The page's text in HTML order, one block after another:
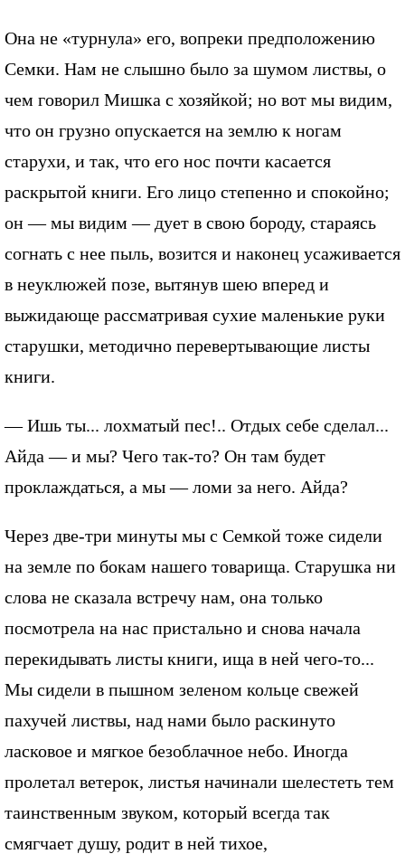
Она не «турнула» его, вопреки предположению
Семки. Нам не слышно было за шумом листвы, о
чем говорил Мишка с хозяйкой; но вот мы видим,
что он грузно опускается на землю к ногам
старухи, и так, что его нос почти касается
раскрытой книги. Его лицо степенно и спокойно;
он — мы видим — дует в свою бороду, стараясь
согнать с нее пыль, возится и наконец усаживается
в неуклюжей позе, вытянув шею вперед и
выжидающе рассматривая сухие маленькие руки
старушки, методично перевертывающие листы
книги.
— Ишь ты... лохматый пес!.. Отдых себе сделал...
Айда — и мы? Чего так-то? Он там будет
проклаждаться, а мы — ломи за него. Айда?
Через две-три минуты мы с Семкой тоже сидели
на земле по бокам нашего товарища. Старушка ни
слова не сказала встречу нам, она только
посмотрела на нас пристально и снова начала
перекидывать листы книги, ища в ней чего-то...
Мы сидели в пышном зеленом кольце свежей
пахучей листвы, над нами было раскинуто
ласковое и мягкое безоблачное небо. Иногда
пролетал ветерок, листья начинали шелестеть тем
таинственным звуком, который всегда так
смягчает душу, родит в ней тихое,